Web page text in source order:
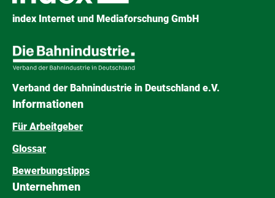
index Internet und Mediaforschung GmbH
Verband der Bahnindustrie in Deutschland e.V.
Informationen
Für Arbeitgeber
Glossar
Bewerbungstipps
Unternehmen